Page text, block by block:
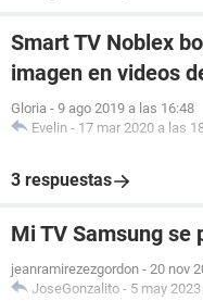
Smart TV Noblex
imagen en videos
Gloria - 9 ago 2019 a las 16:48
Evelin - 17 mar 2020 a las
3 respuestas
Mi TV Samsung se
jeanramirezezgordon - 20 nov
JoseGonzalito - 5 may